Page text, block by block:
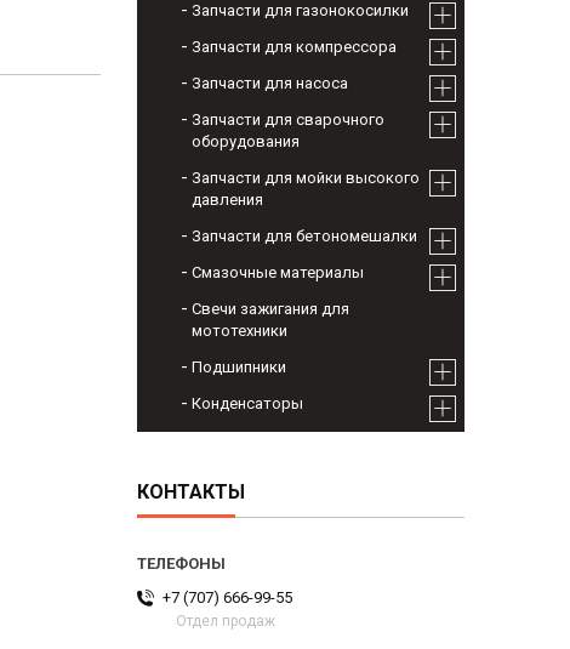
Запчасти для газонокосилки
Запчасти для компрессора
Запчасти для насоса
Запчасти для сварочного
оборудования
Запчасти для мойки высокого
давления
Запчасти для бетономешалки
Смазочные материалы
Свечи зажигания для
мототехники
Подшипники
Конденсаторы
КОНТАКТЫ
+7 (707) 666-99-55
Отдел продаж